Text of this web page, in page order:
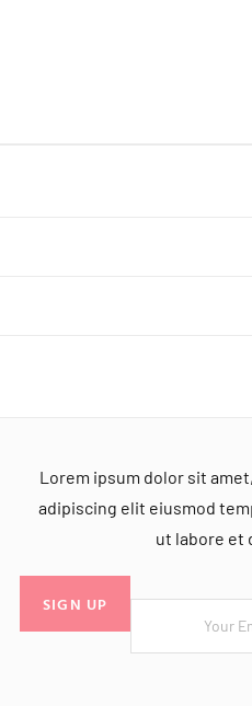
Lorem ipsum dolor sit
adipiscing elit eiusmod
ut labore et
SIGN UP